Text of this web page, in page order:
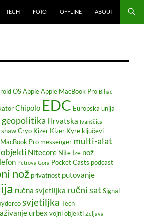
TECH FOTO OFFLINE ABOUT
OS Apple Apple MacBook Pro Bihać
Chipolo EDC Europska unija
geopolitika Hrvatska Ivanščica
Cryo Kizer Kizer Kyre ključevi
MacBook Pro messenger multi-alat
objekti Nitecore Nite Ize nož
Petrova Gora Pocket Casts podcast
nož privatnost putovanje
ručna svjetiljka ručni sat Signal
svjetiljka Tech
urbex vojni objekti Željava